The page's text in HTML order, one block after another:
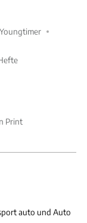
Youngtimer
Print
auto und Auto